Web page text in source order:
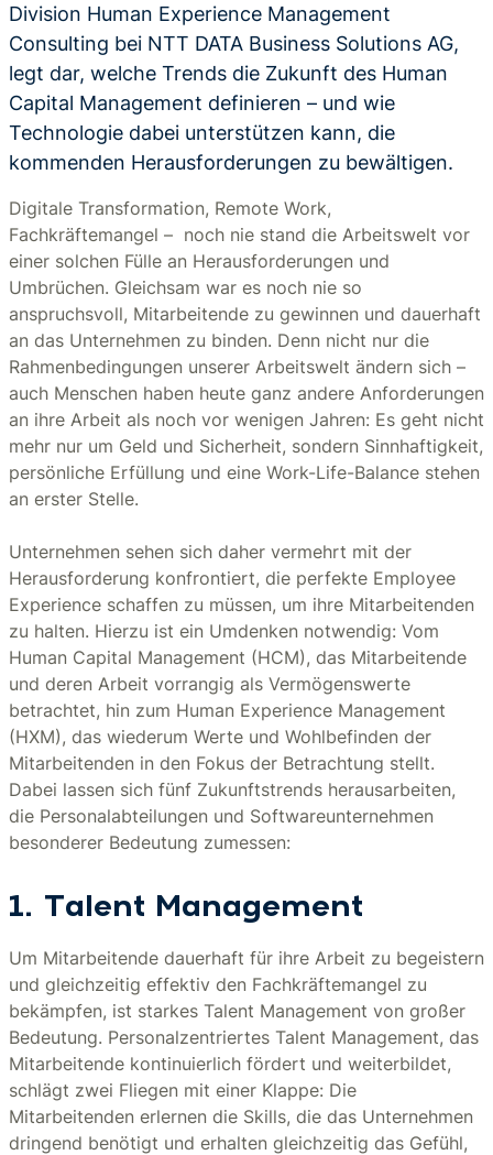
Division Human Experience Management
Consulting bei NTT DATA Business Solutions AG,
legt dar, welche Trends die Zukunft des Human
Capital Management definieren – und wie
Technologie dabei unterstützen kann, die
kommenden Herausforderungen zu bewältigen.
Digitale Transformation, Remote Work,
Fachkräftemangel – noch nie stand die Arbeitswelt vor
einer solchen Fülle an Herausforderungen und
Umbrüchen. Gleichsam war es noch nie so
anspruchsvoll, Mitarbeitende zu gewinnen und dauerhaft
an das Unternehmen zu binden. Denn nicht nur die
Rahmenbedingungen unserer Arbeitswelt ändern sich –
auch Menschen haben heute ganz andere Anforderungen
an ihre Arbeit als noch vor wenigen Jahren: Es geht nicht
mehr nur um Geld und Sicherheit, sondern Sinnhaftigkeit,
persönliche Erfüllung und eine Work-Life-Balance stehen
an erster Stelle.
Unternehmen sehen sich daher vermehrt mit der
Herausforderung konfrontiert, die perfekte Employee
Experience schaffen zu müssen, um ihre Mitarbeitenden
zu halten. Hierzu ist ein Umdenken notwendig: Vom
Human Capital Management (HCM), das Mitarbeitende
und deren Arbeit vorrangig als Vermögenswerte
betrachtet, hin zum Human Experience Management
(HXM), das wiederum Werte und Wohlbefinden der
Mitarbeitenden in den Fokus der Betrachtung stellt.
Dabei lassen sich fünf Zukunftstrends herausarbeiten,
die Personalabteilungen und Softwareunternehmen
besonderer Bedeutung zumessen:
1. Talent Management
Um Mitarbeitende dauerhaft für ihre Arbeit zu begeistern
und gleichzeitig effektiv den Fachkräftemangel zu
bekämpfen, ist starkes Talent Management von großer
Bedeutung. Personalzentriertes Talent Management, das
Mitarbeitende kontinuierlich fördert und weiterbildet,
schlägt zwei Fliegen mit einer Klappe: Die
Mitarbeitenden erlernen die Skills, die das Unternehmen
dringend benötigt und erhalten gleichzeitig das Gefühl,